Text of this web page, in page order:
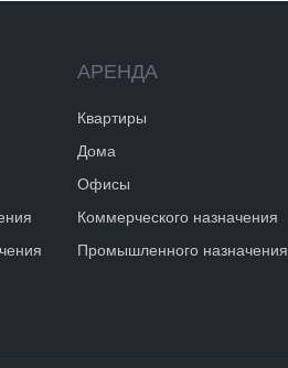
АРЕНДА
Квартиры
Дома
Офисы
Коммерческого назначения
Промышленного назначения